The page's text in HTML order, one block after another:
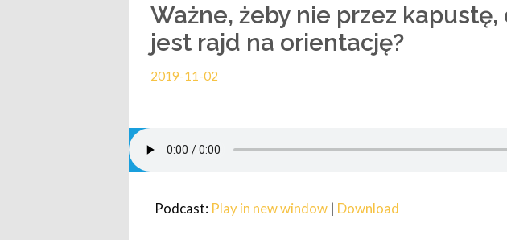
Ważne, żeby nie przez kapustę,
jest rajd na orientację?
2019-11-02
Podcast: Play in new window | Download